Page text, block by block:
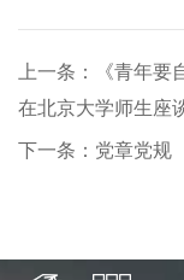
上一条：《青年
在北京大学师生座
下一条：党章党规